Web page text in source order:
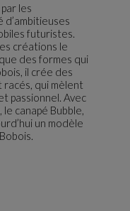
les
futuristes.
créations le
des formes qui
il crée des
racés, qui mèlent
passionnel. Avec
canapé Bubble,
un modèle